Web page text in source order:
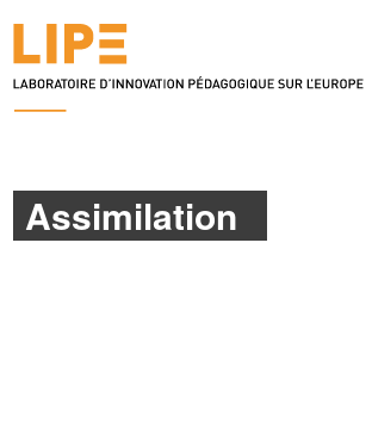
Assimilation